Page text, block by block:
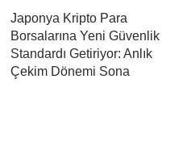
Japonya Kripto Para
Borsalarına Yeni Güvenlik
Standardı Getiriyor: Anlık
Çekim Dönemi Sona